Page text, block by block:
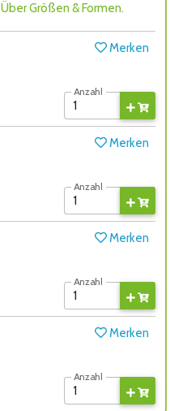
Über Größen & Formen.
Merken
Anzahl
Merken
Anzahl
Merken
Anzahl
Merken
Anzahl